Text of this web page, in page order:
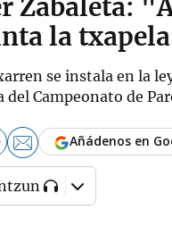
Zabaleta:
la
se instala en la
Campeonato de
Añádenos en